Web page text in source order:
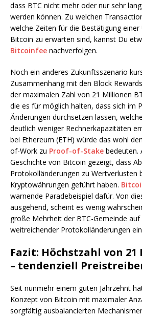
dass BTC nicht mehr oder nur sehr
werden können. Zu welchen
welche Zeiten für die Bestätigung einer
Bitcoin zu erwarten sind, kannst Du
Bitcoinfee nachverfolgen.
Noch ein anderes Zukunftsszenario
Zusammenhang mit den Block
der maximalen Zahl von 21 Millionen
die es für möglich halten, dass sich im
Änderungen durchsetzen lassen,
deutlich weniger Rechnerkapazitäten
bei Ethereum (ETH) würde das wohl
of-Work zu Proof-of-Stake bedeuten.
Geschichte von Bitcoin gezeigt, dass
Protokolländerungen zu Wertverlusten
Kryptowährungen geführt haben.
warnende Paradebeispiel dafür. Von
ausgehend, scheint es wenig
große Mehrheit der BTC-Gemeinde
weitreichender Protokolländerungen
Fazit: Höchstzahl von 21
– tendenziell
Seit nunmehr einem guten Jahrzehnt
Konzept von Bitcoin mit maximaler
sorgfältig ausbalancierten